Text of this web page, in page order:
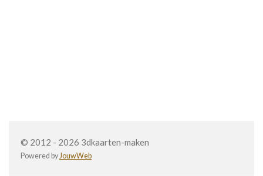
© 2012 - 2026 3dkaarten-maken
Powered by JouwWeb